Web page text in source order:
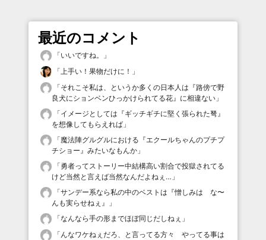
最近のコメント
「いいですね。
」
「上手い！果物だけに！ 」
「それこそ私は、というか多くの日本人は『路傍で野
良犬にションベンひっかけられてる花』に相違ない 」
「イメージとしては『ギッチギチに堅く張られた弩』
を想像してもらえれば 」
「魔法陣グルグルにおける『エクールちゃんのプチプ
チショー』みたいなもんか 」
「勇者ってストーリー中結構高い割合で投獄されてる
けど当然と言えば当然なんだよねぇ… 」
「サンデー系なら私の中のベストは『憎しみは な〜
んも実らせねぇ』
」
「なんなら手の形までほぼ同じだしねぇ 」
「んなワケねぇだろ、と言ってる方々 やってる事は